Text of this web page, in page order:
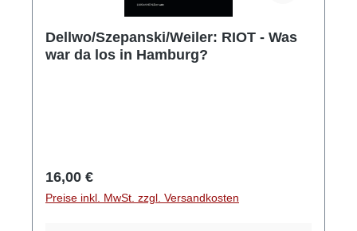
Dellwo/Szepanski/Weiler: RIOT - Was
war da los in Hamburg?
Regulärer Preis:
16,00 €
Preise inkl. MwSt. zzgl. Versandkosten